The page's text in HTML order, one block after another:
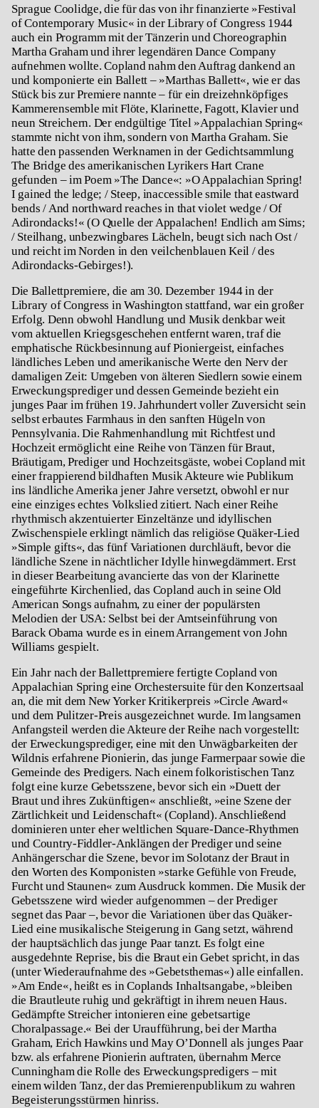
Sprague Coolidge, die für das von ihr finanzierte »Festival
of Contemporary Music« in der Library of Congress 1944
auch ein Programm mit der Tänzerin und Choreographin
Martha Graham und ihrer legendären Dance Company
aufnehmen wollte. Copland nahm den Auftrag dankend an
und komponierte ein Ballett – »Marthas Ballett«, wie er das
Stück bis zur Premiere nannte – für ein dreizehnköpfiges
Kammerensemble mit Flöte, Klarinette, Fagott, Klavier und
neun Streichern. Der endgültige Titel »Appalachian Spring«
stammte nicht von ihm, sondern von Martha Graham. Sie
hatte den passenden Werknamen in der Gedichtsammlung
The Bridge des amerikanischen Lyrikers Hart Crane
gefunden – im Poem »The Dance«: »O Appalachian Spring!
I gained the ledge; / Steep, inaccessible smile that eastward
bends / And northward reaches in that violet wedge / Of
Adirondacks!« (O Quelle der Appalachen! Endlich am Sims;
/ Steilhang, unbezwingbares Lächeln, beugt sich nach Ost /
und reicht im Norden in den veilchenblauen Keil / des
Adirondacks-Gebirges!).
Die Ballettpremiere, die am 30. Dezember 1944 in der
Library of Congress in Washington stattfand, war ein großer
Erfolg. Denn obwohl Handlung und Musik denkbar weit
vom aktuellen Kriegsgeschehen entfernt waren, traf die
emphatische Rückbesinnung auf Pioniergeist, einfaches
ländliches Leben und amerikanische Werte den Nerv der
damaligen Zeit: Umgeben von älteren Siedlern sowie einem
Erweckungsprediger und dessen Gemeinde bezieht ein
junges Paar im frühen 19. Jahrhundert voller Zuversicht sein
selbst erbautes Farmhaus in den sanften Hügeln von
Pennsylvania. Die Rahmenhandlung mit Richtfest und
Hochzeit ermöglicht eine Reihe von Tänzen für Braut,
Bräutigam, Prediger und Hochzeitsgäste, wobei Copland mit
einer frappierend bildhaften Musik Akteure wie Publikum
ins ländliche Amerika jener Jahre versetzt, obwohl er nur
eine einziges echtes Volkslied zitiert. Nach einer Reihe
rhythmisch akzentuierter Einzeltänze und idyllischen
Zwischenspiele erklingt nämlich das religiöse Quäker-Lied
»Simple gifts«, das fünf Variationen durchläuft, bevor die
ländliche Szene in nächtlicher Idylle hinwegdämmert. Erst
in dieser Bearbeitung avancierte das von der Klarinette
eingeführte Kirchenlied, das Copland auch in seine Old
American Songs aufnahm, zu einer der populärsten
Melodien der USA: Selbst bei der Amtseinführung von
Barack Obama wurde es in einem Arrangement von John
Williams gespielt.
Ein Jahr nach der Ballettpremiere fertigte Copland von
Appalachian Spring eine Orchestersuite für den Konzertsaal
an, die mit dem New Yorker Kritikerpreis »Circle Award«
und dem Pulitzer-Preis ausgezeichnet wurde. Im langsamen
Anfangsteil werden die Akteure der Reihe nach vorgestellt:
der Erweckungsprediger, eine mit den Unwägbarkeiten der
Wildnis erfahrene Pionierin, das junge Farmerpaar sowie die
Gemeinde des Predigers. Nach einem folkoristischen Tanz
folgt eine kurze Gebetsszene, bevor sich ein »Duett der
Braut und ihres Zukünftigen« anschließt, »eine Szene der
Zärtlichkeit und Leidenschaft« (Copland). Anschließend
dominieren unter eher weltlichen Square-Dance-Rhythmen
und Country-Fiddler-Anklängen der Prediger und seine
Anhängerschar die Szene, bevor im Solotanz der Braut in
den Worten des Komponisten »starke Gefühle von Freude,
Furcht und Staunen« zum Ausdruck kommen. Die Musik der
Gebetsszene wird wieder aufgenommen – der Prediger
segnet das Paar –, bevor die Variationen über das Quäker-
Lied eine musikalische Steigerung in Gang setzt, während
der hauptsächlich das junge Paar tanzt. Es folgt eine
ausgedehnte Reprise, bis die Braut ein Gebet spricht, in das
(unter Wiederaufnahme des »Gebetsthemas«) alle einfallen.
»Am Ende«, heißt es in Coplands Inhaltsangabe, »bleiben
die Brautleute ruhig und gekräftigt in ihrem neuen Haus.
Gedämpfte Streicher intonieren eine gebetsartige
Choralpassage.« Bei der Uraufführung, bei der Martha
Graham, Erich Hawkins und May O’Donnell als junges Paar
bzw. als erfahrene Pionierin auftraten, übernahm Merce
Cunningham die Rolle des Erweckungspredigers – mit
einem wilden Tanz, der das Premierenpublikum zu wahren
Begeisterungsstürmen hinriss.